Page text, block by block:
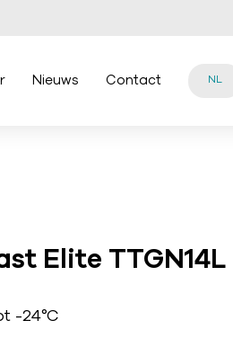
Nieuws Contact NL
Elite TTGN14L
-24°C